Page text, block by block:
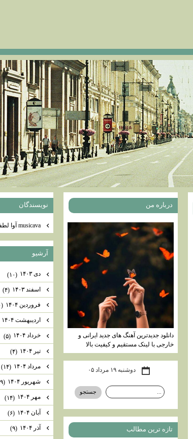
درباره من
دانلود جدیدترین آهنگ های جدید ایرانی و
خارجی با لینک مستقیم و کیفیت بالا
دوشنبه ۱۹ مرداد ۰۵
تازه ترين مطالب
نويسندگان
آرشيو
دی ۱۴۰۳ (۱۰)
اسفند ۱۴۰۳ (۴)
فروردین ۱۴۰۴ (۱۰)
اردیبهشت ۱۴۰۴
خرداد ۱۴۰۴ (۵)
تیر ۱۴۰۴ (۴)
مرداد ۱۴۰۴ (۱۴)
شهریور ۱۴۰۴ (۱۹)
مهر ۱۴۰۴ (۱۴)
آبان ۱۴۰۴ (۶)
آذر ۱۴۰۴ (۹)